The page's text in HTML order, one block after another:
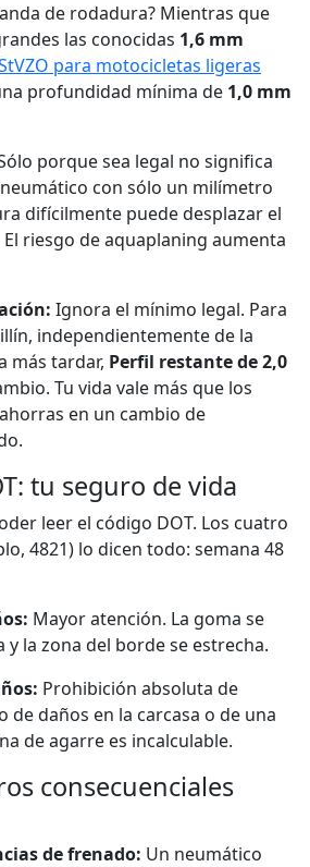
de rodadura? Mientras que
las conocidas 1,6 mm
para motocicletas ligeras
profundidad mínima de 1,0 mm
porque sea legal no significa
con sólo un milímetro
difícilmente puede desplazar el
riesgo de aquaplaning aumenta
Ignora el mínimo legal. Para
independientemente de la
más tardar, Perfil restante de 2,0
Tu vida vale más que los
en un cambio de
tu seguro de vida
leer el código DOT. Los cuatro
4821) lo dicen todo: semana 48
Mayor atención. La goma se
y la zona del borde se estrecha.
Prohibición absoluta de
de daños en la carcasa o de una
de agarre es incalculable.
consecuenciales
de frenado: Un neumático